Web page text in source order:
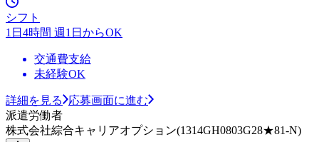
シフト
1日4時間 週1日からOK
交通費支給
未経験OK
詳細を見る
応募画面に進む
派遣労働者
株式会社綜合キャリアオプション(1314GH0803G28★81-N)